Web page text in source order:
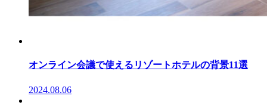
オンライン会議で使えるリゾートホテルの背景11選
2024.08.06